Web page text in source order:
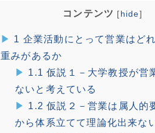
コンテンツ [hide]
1 企業活動にとって営業はど
重みがあるか
1.1 仮説１－大学教授が営
ないと考えている
1.2 仮説２－営業は属人的
から体系立てて理論化出来な